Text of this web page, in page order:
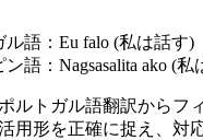
ル語：Eu falo (私は話す)
語：Nagsasalita ako (私
ルトガル語翻訳からフ
用形を正確に捉え、対